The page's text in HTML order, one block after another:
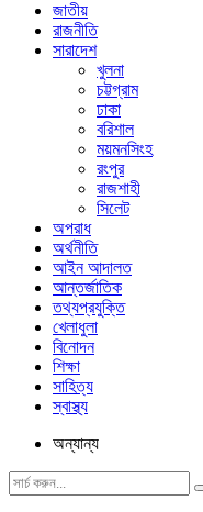
জাতীয়
রাজনীতি
সারাদেশ
খুলনা
চট্টগ্রাম
ঢাকা
বরিশাল
ময়মনসিংহ
রংপুর
রাজশাহী
সিলেট
অপরাধ
অর্থনীতি
আইন আদালত
আন্তর্জাতিক
তথ্যপ্রযুক্তি
খেলাধুলা
বিনোদন
শিক্ষা
সাহিত্য
স্বাস্থ্য
অন্যান্য